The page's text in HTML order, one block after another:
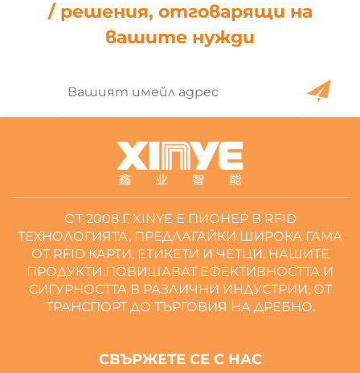
/ решения, отговарящи на
вашите нужди
ОТ 2008 Г. XINYE Е ПИОНЕР В RFID
ТЕХНОЛОГИЯТА, ПРЕДЛАГАЙКИ ШИРОКА ГАМА
ОТ RFID КАРТИ, ЕТИКЕТИ И ЧЕТЦИ. НАШИТЕ
ПРОДУКТИ ПОВИШАВАТ ЕФЕКТИВНОСТТА И
СИГУРНОСТТА В РАЗЛИЧНИ ИНДУСТРИИ, ОТ
ТРАНСПОРТ ДО ТЪРГОВИЯ НА ДРЕБНО.
СВЪРЖЕТЕ СЕ С НАС